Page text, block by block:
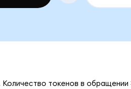
токенов в обращении